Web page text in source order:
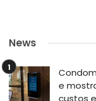
News
e
custos